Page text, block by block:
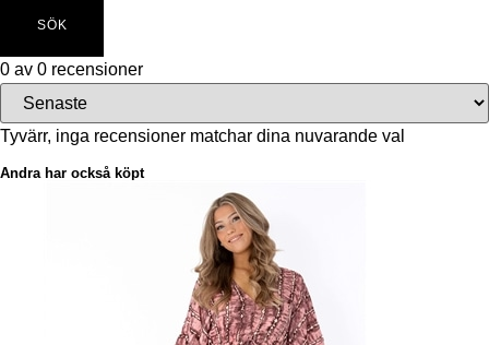
SÖK
0 av 0 recensioner
Tyvärr, inga recensioner matchar dina nuvarande val
Andra har också köpt